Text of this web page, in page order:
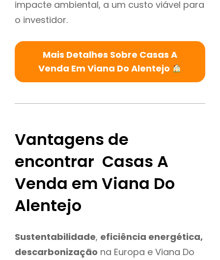
impacte ambiental, a um custo viável para
o investidor.
Mais Detalhes Sobre Casas A
Venda Em Viana Do Alentejo
Vantagens de
encontrar Casas A
Venda em Viana Do
Alentejo
Sustentabilidade, eficiência energética,
descarbonização na Europa e Viana Do